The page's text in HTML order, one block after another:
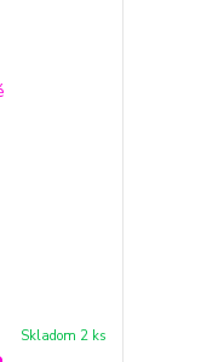
Skladom 2 ks